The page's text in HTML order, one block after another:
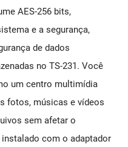
AES-256 bits,
e a segurança,
de dados
no TS-231. Você
um centro multimídia
fotos, músicas e vídeos
sem afetar o
instalado com o adaptador